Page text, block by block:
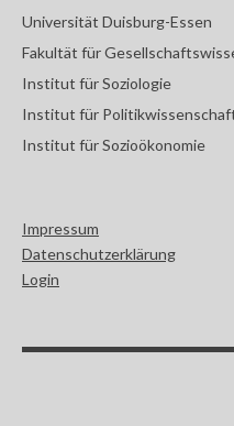
Universität Duisburg-Essen
Fakultät für
Institut für Soziologie
Institut für
Institut für Sozioökonomie
Impressum
Datenschutzerklärung
Login